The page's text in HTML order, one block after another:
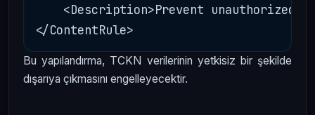
<Description>Prevent unauthorized
Bu yapılandırma, TCKN verilerinin yetkisiz bir şekilde
dışarıya çıkmasını engelleyecektir.